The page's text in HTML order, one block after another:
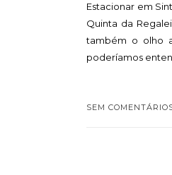
Estacionar em
Quinta da
também o olho
poderíamos
SEM